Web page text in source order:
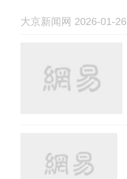
大京新闻网 2026-01-26